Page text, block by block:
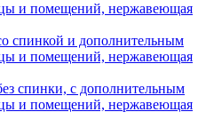
и помещений, нержавеющая
спинкой и дополнительным
и помещений, нержавеющая
спинки, с дополнительным
и помещений, нержавеющая